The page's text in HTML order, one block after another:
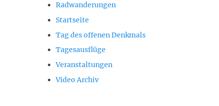
Radwanderungen
Startseite
Tag des offenen Denkmals
Tagesausflüge
Veranstaltungen
Video Archiv